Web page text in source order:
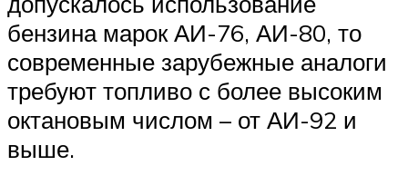
бензина марок АИ-76, АИ-80, то
современные зарубежные аналоги
требуют топливо с более высоким
октановым числом – от АИ-92 и
выше.